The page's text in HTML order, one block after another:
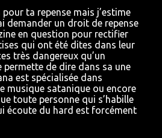
ta repense mais j’estime
demander un droit de repense
en question pour rectifier
qui ont été dites dans leur
très dangereux qu’un
permette de dire dans sa une
est spécialisée dans
musique satanique ou encore
toute personne qui s’habille
écoute du hard est forcément